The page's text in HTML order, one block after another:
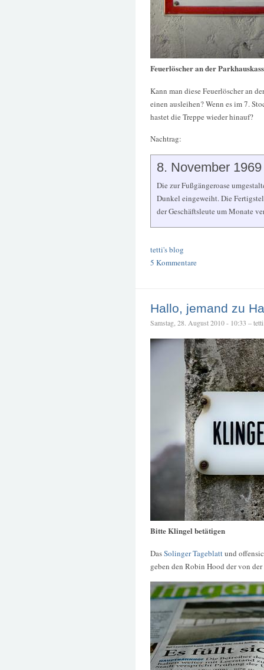
Feuerlöscher an der
Kann man diese Feuerlöscher an
einen ausleihen? Wenn es im 7.
hastet die Treppe wieder hinauf?
Nachtrag:
8. November 1969
Die zur Fußgängeroase
Dunkel eingeweiht. Die
der Geschäftsleute um Monate
tetti's blog
5 Kommentare
Hallo, jemand zu
Samstag, 28. August 2010 - 10:33 – tetti
Bitte Klingel betätigen
DasSolinger Tageblattund
geben den Robin Hood der von